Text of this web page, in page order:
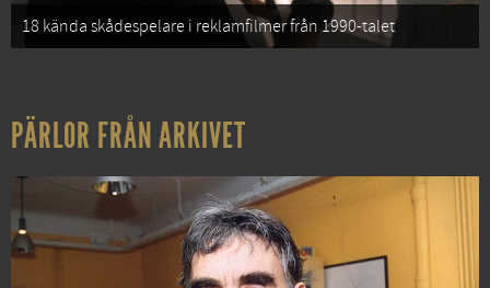
18 kända skådespelare i reklamfilmer från 1990-talet
PÄRLOR FRÅN ARKIVET